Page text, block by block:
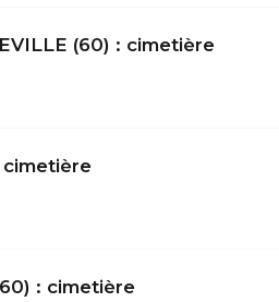
(60) : cimetière
cimetière
: cimetière